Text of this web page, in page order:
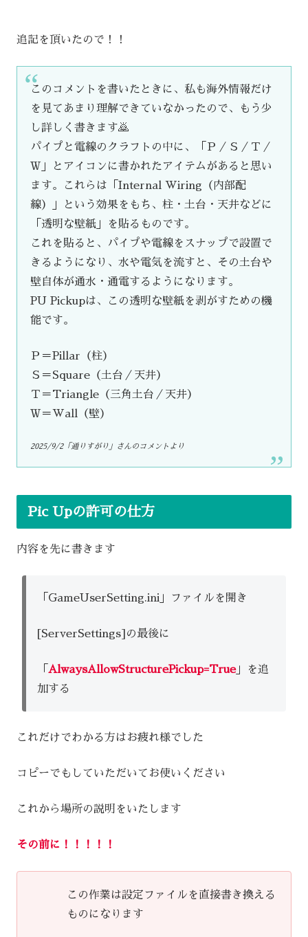
追記を頂いたので！！
このコメントを書いたときに、私も海外情報だけ
を見てあまり理解できていなかったので、もう少
し詳しく書きます🙇
パイプと電線のクラフトの中に、「Ｐ／Ｓ／Ｔ／
Ｗ」とアイコンに書かれたアイテムがあると思い
ます。これらは「Internal Wiring（内部配
線）」という効果をもち、柱・土台・天井などに
「透明な壁紙」を貼るものです。
これを貼ると、パイプや電線をスナップで設置で
きるようになり、水や電気を流すと、その土台や
壁自体が通水・通電するようになります。
PU Pickupは、この透明な壁紙を剥がすための機
能です。
Ｐ＝Pillar（柱）
Ｓ＝Square（土台／天井）
Ｔ＝Triangle（三角土台／天井）
Ｗ＝Wall（壁）
2025/9/2「通りすがり」さんのコメントより
Pic Upの許可の仕方
内容を先に書きます
「GameUserSetting.ini」ファイルを開き
[ServerSettings]の最後に
「 AlwaysAllowStructurePickup=True」を追
加する
これだけでわかる方はお疲れ様でした
コピーでもしていただいてお使いください
これから場所の説明をいたします
その前に！！！！！
この作業は設定ファイルを直接書き換える
ものになります